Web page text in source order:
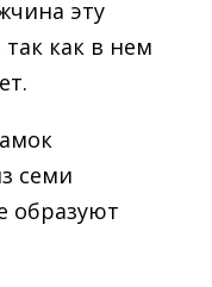
эту
как в нем
семи
образуют